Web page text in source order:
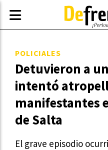
Detuvieron a
intentó
manifestantes
de Salta
El grave episodio
POLICIALES